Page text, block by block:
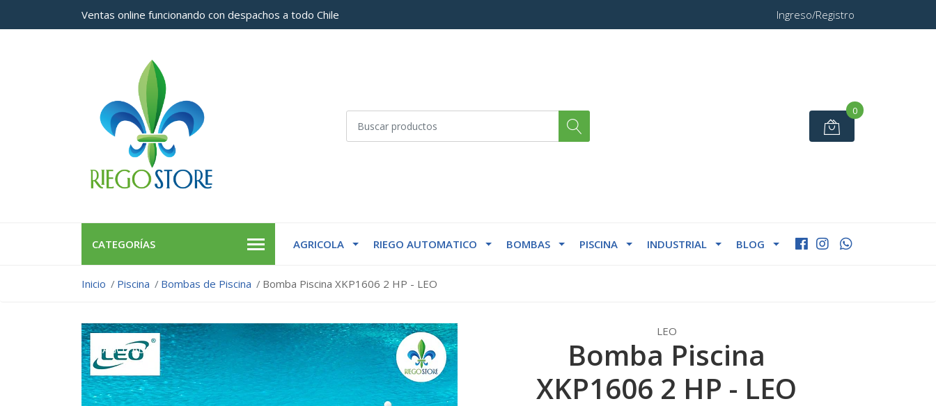
Ventas online funcionando con despachos a todo Chile Ingreso/Registro
0
CATEGORÍAS AGRICOLA RIEGO AUTOMATICO BOMBAS PISCINA INDUSTRIAL BLOG
Inicio Piscina Bombas de Piscina Bomba Piscina XKP1606 2 HP - LEO
AGOTADO
LEO
Bomba Piscina
XKP1606 2 HP - LEO